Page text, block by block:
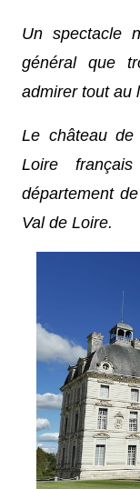
Un spectacle
général que
admirer tout au
Le château
Loire
département
Val de Loire.